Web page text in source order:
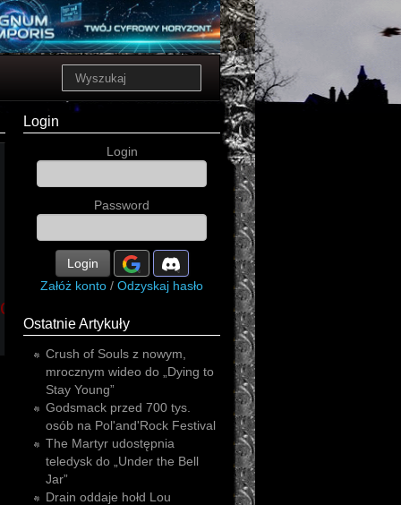
metal hardcore
Login
Login
Password
Login
Załóż konto / Odzyskaj hasło
Ostatnie Artykuły
Crush of Souls z nowym,
mrocznym wideo do „Dying to
Stay Young”
Godsmack przed 700 tys.
osób na Pol'and'Rock Festival
The Martyr udostępnia
teledysk do „Under the Bell
Jar”
Drain oddaje hołd Lou